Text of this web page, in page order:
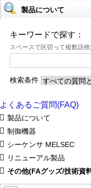
製品について
キーワードで探す：
スペースで区切って複数語
検索条件
よくあるご質問(FAQ)
製品について
制御機器
シーケンサ MELSEC
リニューアル製品
その他(FAグッズ/技術資